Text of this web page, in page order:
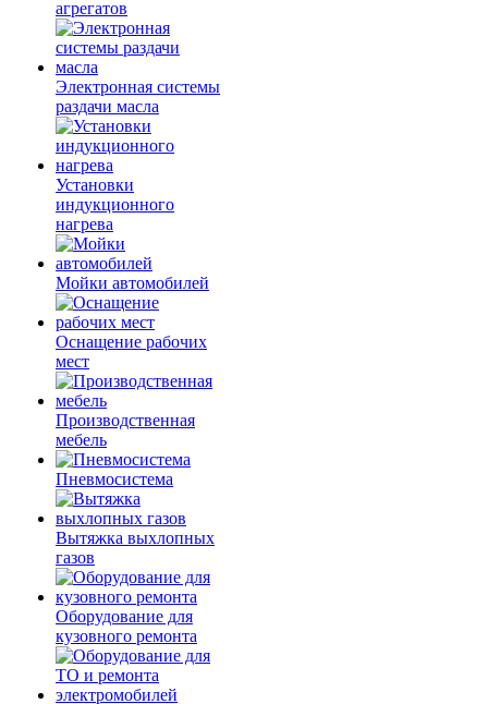
агрегатов
Электронная системы
раздачи масла
Установки
индукционного
нагрева
Мойки автомобилей
Оснащение рабочих
мест
Производственная
мебель
Пневмосистема
Вытяжка выхлопных
газов
Оборудование для
кузовного ремонта